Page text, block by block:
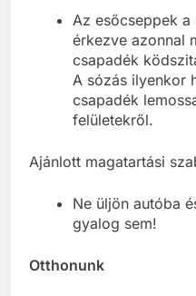
Az esőcseppek
érkezve azonnal
csapadék
A sózás ilyenkor
csapadék
felületekről.
Ajánlott magatartási
Ne üljön autóba
gyalog sem!
Otthonunk